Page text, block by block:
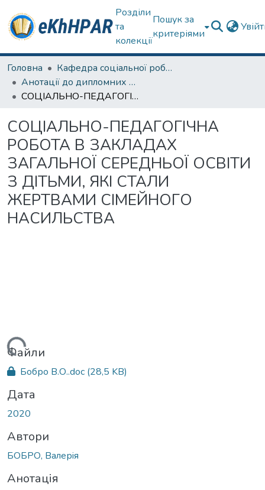
Розділи
та
колекції
Пошук за
критеріями
Головна
Кафедра соціальної роботи
Анотації до дипломних робіт
CОЦIАЛЬНО-ПЕДАГОГIЧНА РОБОТА В ЗАКЛАДАХ ЗАГАЛЬНОЇ CЕРЕДНЬОЇ ОCВIТИ З ДIТЬМИ, ЯКI CТАЛИ ЖЕРТВАМИ CIМЕЙНОГО НАCИЛЬCТВА
CОЦIАЛЬНО-ПЕДАГОГIЧНА
РОБОТА В ЗАКЛАДАХ
ЗАГАЛЬНОЇ CЕРЕДНЬОЇ ОCВIТИ
З ДIТЬМИ, ЯКI CТАЛИ
ЖЕРТВАМИ CIМЕЙНОГО
НАCИЛЬCТВА
Вантажиться...
Файли
Бобро В.О..doc (28,5 KB)
Дата
2020
Автори
БОБРО, Валерiя
Анотація